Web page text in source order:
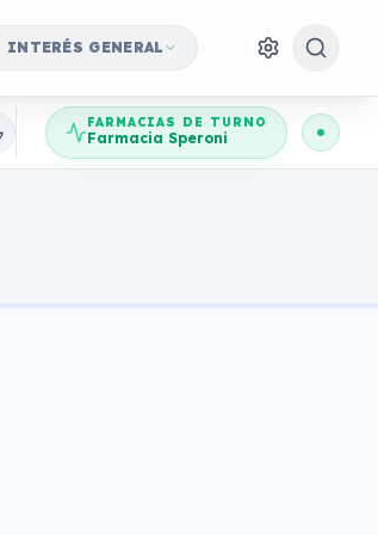
INTERÉS GENERAL
Central para robar ahorros
FARMACIAS DE TURNO
Farmacia Speroni